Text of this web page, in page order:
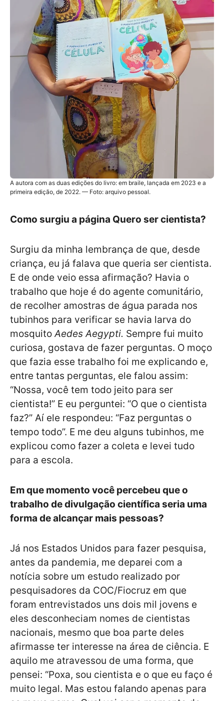
A autora com as duas edições do livro: em braile, lançada em 2023 e a
primeira edição, de 2022. — Foto: arquivo pessoal.
Como surgiu a página Quero ser cientista?
Surgiu da minha lembrança de que, desde
criança, eu já falava que queria ser cientista.
E de onde veio essa afirmação? Havia o
trabalho que hoje é do agente comunitário,
de recolher amostras de água parada nos
tubinhos para verificar se havia larva do
mosquitoAedes Aegypti. Sempre fui muito
curiosa, gostava de fazer perguntas. O moço
que fazia esse trabalho foi me explicando e,
entre tantas perguntas, ele falou assim:
“Nossa, você tem todo jeito para ser
cientista!” E eu perguntei: “O que o cientista
faz?” Aí ele respondeu: “Faz perguntas o
tempo todo”. E me deu alguns tubinhos, me
explicou como fazer a coleta e levei tudo
para a escola.
Em que momento você percebeu que o
trabalho de divulgação científica seria uma
forma de alcançar mais pessoas?
Já nos Estados Unidos para fazer pesquisa,
antes da pandemia, me deparei com a
notícia sobre um estudo realizado por
pesquisadores da COC/Fiocruz em que
foram entrevistados uns dois mil jovens e
eles desconheciam nomes de cientistas
nacionais, mesmo que boa parte deles
afirmasse ter interesse na área de ciência. E
aquilo me atravessou de uma forma, que
pensei: “Poxa, sou cientista e o que eu faço é
muito legal. Mas estou falando apenas para